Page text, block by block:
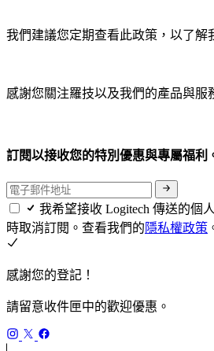
我們建議您定期查看此政策，以了解
感謝您關注羅技以及我們的產品與服
訂閱以接收您的特別優惠與專屬福利
我希望接收 Logitech 傳送的個
時取消訂閱。查看我們的隱私權政策
感謝您的登記！
請留意收件匣中的歡迎優惠。